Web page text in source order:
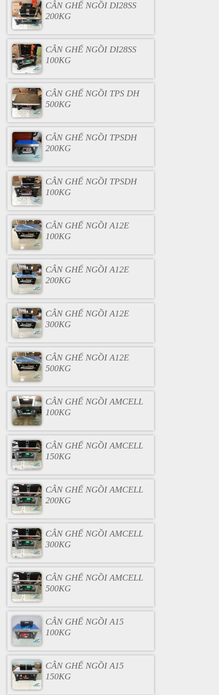
CÂN GHẾ NGỒI DI28SS
200KG
CÂN GHẾ NGỒI DI28SS
100KG
CÂN GHẾ NGỒI TPS DH
500KG
CÂN GHẾ NGỒI TPSDH
200KG
CÂN GHẾ NGỒI TPSDH
100KG
CÂN GHẾ NGỒI A12E
100KG
CÂN GHẾ NGỒI A12E
200KG
CÂN GHẾ NGỒI A12E
300KG
CÂN GHẾ NGỒI A12E
500KG
CÂN GHẾ NGỒI AMCELL
100KG
CÂN GHẾ NGỒI AMCELL
150KG
CÂN GHẾ NGỒI AMCELL
200KG
CÂN GHẾ NGỒI AMCELL
300KG
CÂN GHẾ NGỒI AMCELL
500KG
CÂN GHẾ NGỒI A15
100KG
CÂN GHẾ NGỒI A15
150KG